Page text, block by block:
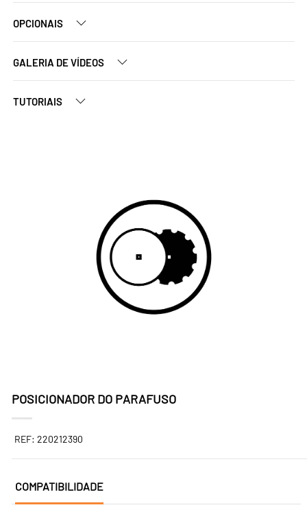
OPCIONAIS
GALERIA DE VÍDEOS
TUTORIAIS
POSICIONADOR DO PARAFUSO
REF: 220212390
COMPATIBILIDADE